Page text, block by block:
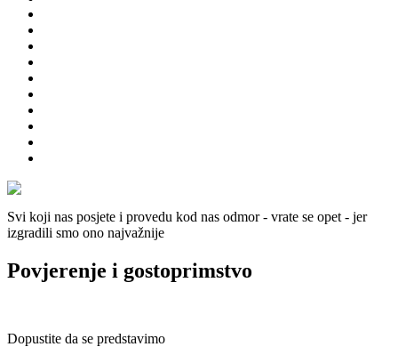
Svi koji nas posjete i provedu kod nas odmor - vrate se opet - jer
izgradili smo ono najvažnije
Povjerenje i gostoprimstvo
Dopustite da se predstavimo